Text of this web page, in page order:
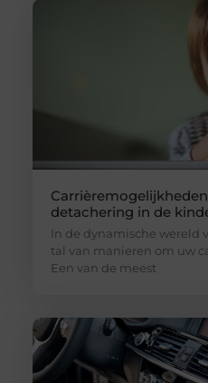
detachering in de
In de dynamische wereld
tal van manieren om uw
Een van de meest